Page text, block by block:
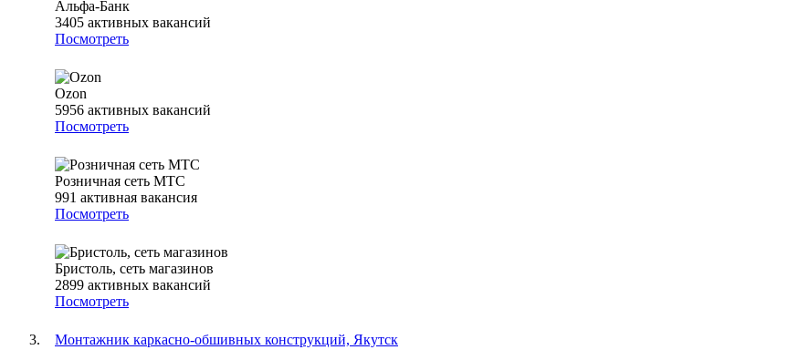
Альфа-Банк
3405 активных вакансий
Посмотреть
Ozon
5956 активных вакансий
Посмотреть
Розничная сеть МТС
991 активная вакансия
Посмотреть
Бристоль, сеть магазинов
2899 активных вакансий
Посмотреть
Монтажник каркасно-обшивных конструкций, Якутск